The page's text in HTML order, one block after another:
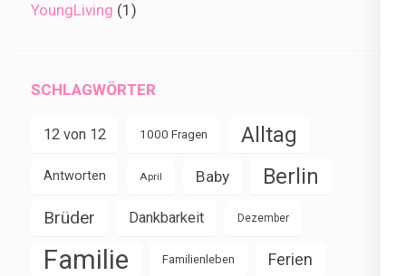
YoungLiving (1)
SCHLAGWÖRTER
12 von 12 1000 Fragen Alltag
Antworten April Baby Berlin
Brüder Dankbarkeit Dezember
Familie Familienleben Ferien